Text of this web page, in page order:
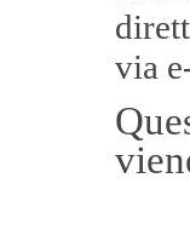
via